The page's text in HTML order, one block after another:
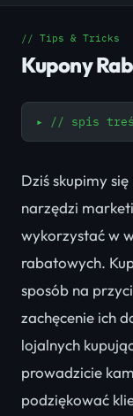
// Tips & Tricks
Kupony
▸ // spis
Dziś skupimy
narzędzi
wykorzystać w
rabatowych.
sposób na
zachęcenie ich
lojalnych
prowadzicie
podziękować